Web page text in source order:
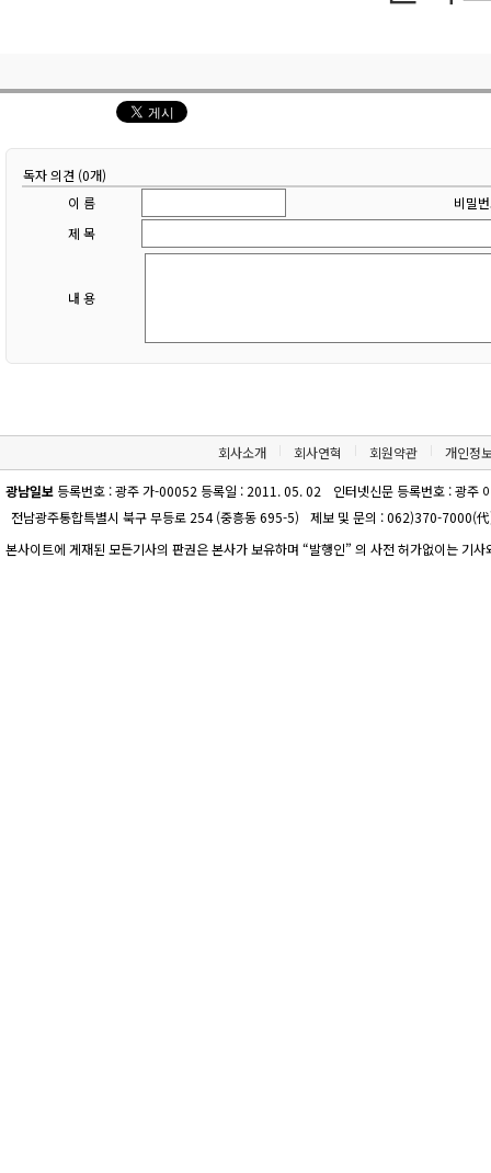
독자 의견 (0개)
이 름
비밀
제 목
내 용
회사소개 회사연혁 회원약관 개인정
광남일보 등록번호 : 광주 가-00052 등록일 : 2011. 05. 02
인터넷신문 등록번호 : 광
전남광주통합특별시 북구 무등로 254 (중흥동 695-5)
제보 및 문의 : 062)370-7000(
본사이트에 게재된 모든기사의 판권은 본사가 보유하며 “발행인” 의 사전 허가없이는 기